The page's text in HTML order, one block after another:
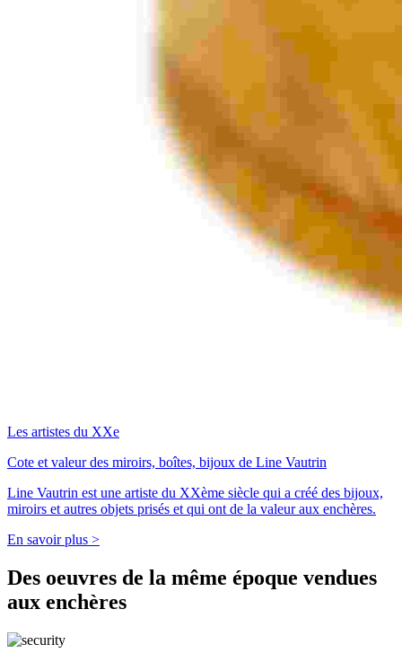
Les artistes du XXe
Cote et valeur des miroirs, boîtes, bijoux de Line Vautrin
Line Vautrin est une artiste du XXème siècle qui a créé des bijoux,
miroirs et autres objets prisés et qui ont de la valeur aux enchères.
En savoir plus >
Des oeuvres de la même époque vendues
aux enchères